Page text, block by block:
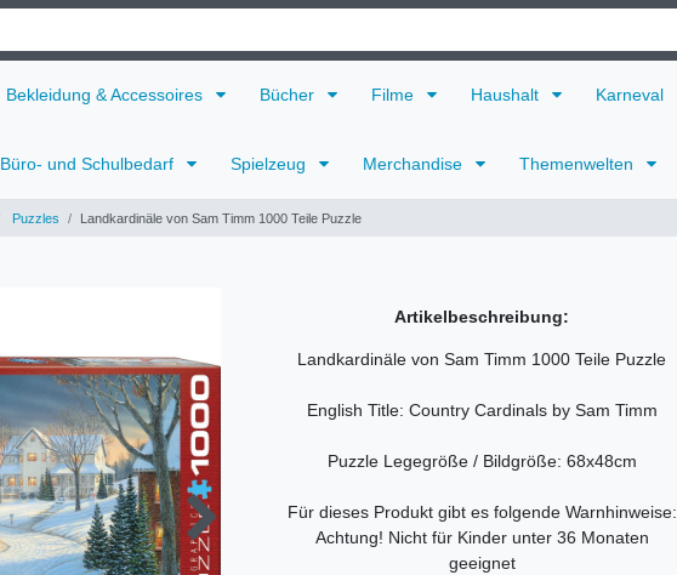
Bekleidung & Accessoires Bücher Filme Haushalt Karneval
Büro- und Schulbedarf Spielzeug Merchandise Themenwelten
Puzzles Landkardinäle von Sam Timm 1000 Teile Puzzle
Artikelbeschreibung:
Landkardinäle von Sam Timm 1000 Teile Puzzle
English Title: Country Cardinals by Sam Timm
Puzzle Legegröße / Bildgröße: 68x48cm
Für dieses Produkt gibt es folgende Warnhinweise:
Achtung! Nicht für Kinder unter 36 Monaten
geeignet